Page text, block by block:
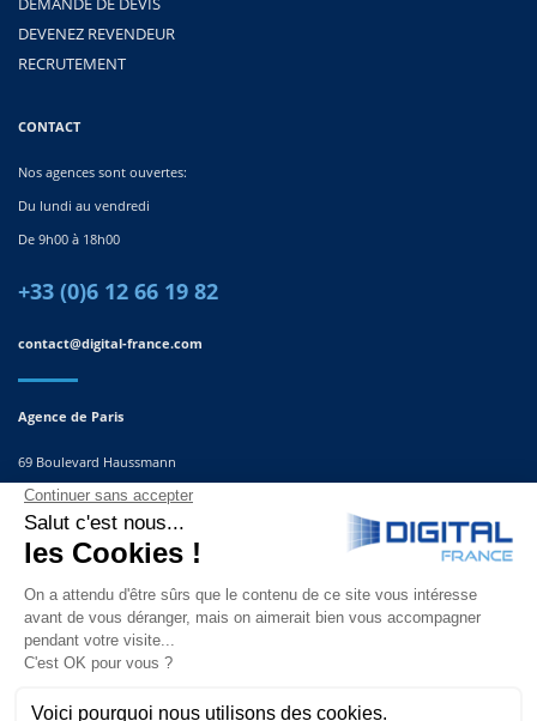
DEVENEZ REVENDEUR
RECRUTEMENT
CONTACT
Nos agences sont ouvertes:
Du lundi au vendredi
De 9h00 à 18h00
+33 (0)6 12 66 19 82
contact@digital-france.com
Agence de Paris
69 Boulevard Haussmann
75008, Paris
France
Agence du Sud-Est
291 Rue Albert Caquot
06560 Valbonne